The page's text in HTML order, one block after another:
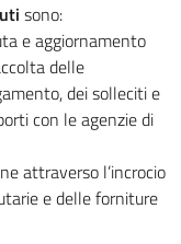
sono:
e aggiornamento
delle
dei solleciti e
con le agenzie di
attraverso l’incrocio
e delle forniture